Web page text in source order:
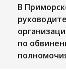
В
по